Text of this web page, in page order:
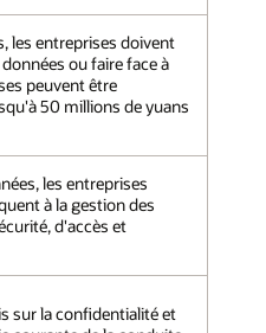
les entreprises doivent
ou faire face à
peuvent être
50 millions de yuans
les entreprises
à la gestion des
d'accès et
sur la confidentialité et